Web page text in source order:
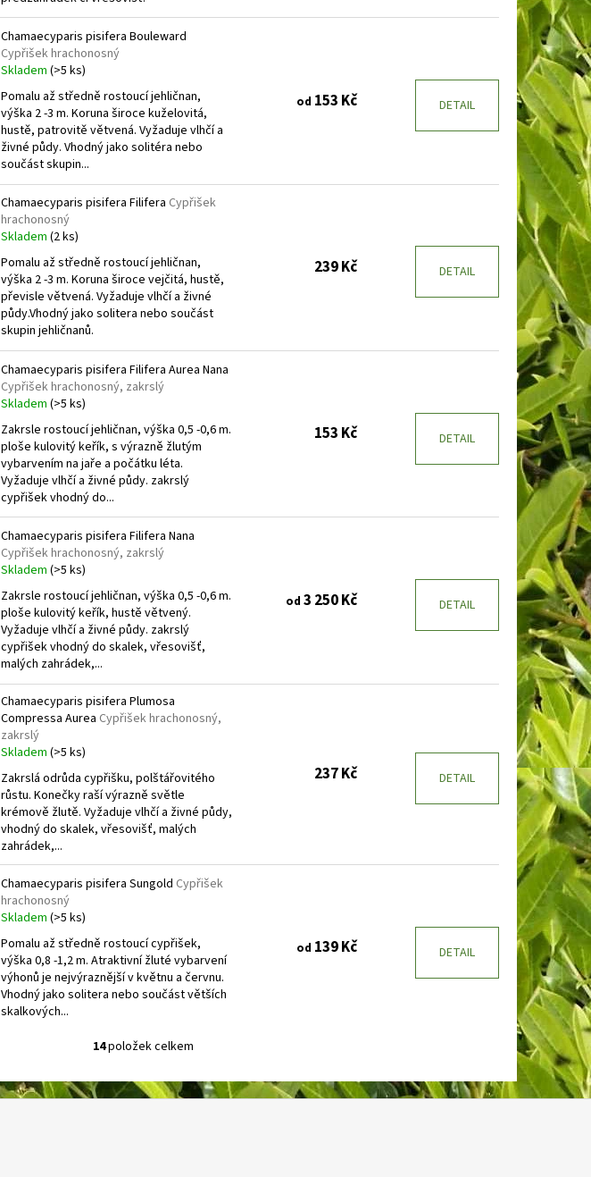
Chamaecyparis pisifera Bouleward
Cypřišek hrachonosný
Skladem (>5 ks)
Pomalu až středně rostoucí jehličnan,
výška 2 -3 m. Koruna široce kuželovitá,
hustě, patrovitě větvená. Vyžaduje vlhčí a
živné půdy. Vhodný jako solitéra nebo
součást skupin...
od 153 Kč DETAIL
Chamaecyparis pisifera Filifera Cypřišek
hrachonosný
Skladem (2 ks)
Pomalu až středně rostoucí jehličnan,
výška 2 -3 m. Koruna široce vejčitá, hustě,
převisle větvená. Vyžaduje vlhčí a živné
půdy.Vhodný jako solitera nebo součást
skupin jehličnanů.
239 Kč DETAIL
Chamaecyparis pisifera Filifera Aurea Nana
Cypřišek hrachonosný, zakrslý
Skladem (>5 ks)
Zakrsle rostoucí jehličnan, výška 0,5 -0,6 m.
ploše kulovitý keřík, s výrazně žlutým
vybarvením na jaře a počátku léta.
Vyžaduje vlhčí a živné půdy. zakrslý
cypřišek vhodný do...
153 Kč DETAIL
Chamaecyparis pisifera Filifera Nana
Cypřišek hrachonosný, zakrslý
Skladem (>5 ks)
Zakrsle rostoucí jehličnan, výška 0,5 -0,6 m.
ploše kulovitý keřík, hustě větvený.
Vyžaduje vlhčí a živné půdy. zakrslý
cypřišek vhodný do skalek, vřesovišť,
malých zahrádek,...
od 3 250 Kč DETAIL
Chamaecyparis pisifera Plumosa
Compressa Aurea Cypřišek hrachonosný,
zakrslý
Skladem (>5 ks)
Zakrslá odrůda cypřišku, polštářovitého
růstu. Konečky raší výrazně světle
krémově žlutě. Vyžaduje vlhčí a živné půdy,
vhodný do skalek, vřesovišť, malých
zahrádek,...
237 Kč DETAIL
Chamaecyparis pisifera Sungold Cypřišek
hrachonosný
Skladem (>5 ks)
Pomalu až středně rostoucí cypřišek,
výška 0,8 -1,2 m. Atraktivní žluté vybarvení
výhonů je nejvýraznější v květnu a červnu.
Vhodný jako solitera nebo součást větších
skalkových...
od 139 Kč DETAIL
O
v
l
14položek celkem